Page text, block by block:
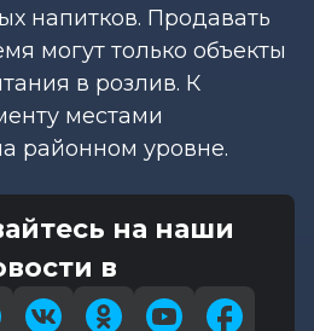
напитков. Продавать
могут только объекты
в розлив. К
местами
районном уровне.
на наши
в